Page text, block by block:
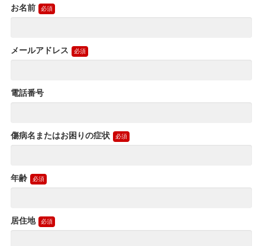
お名前
メールアドレス
電話番号
傷病名またはお困りの症状
年齢
居住地